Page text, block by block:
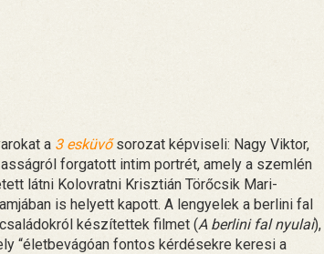
a 3 esküvősorozat képviseli: Nagy Viktor,
forgatott intim portrét, amely a szemlén
látni Kolovratni Krisztián Törőcsik Mari-
is helyett kapott. A lengyelek a berlini fal
készítettek filmet (A berlini fal nyulai),
“életbevágóan fontos kérdésekre keresi a